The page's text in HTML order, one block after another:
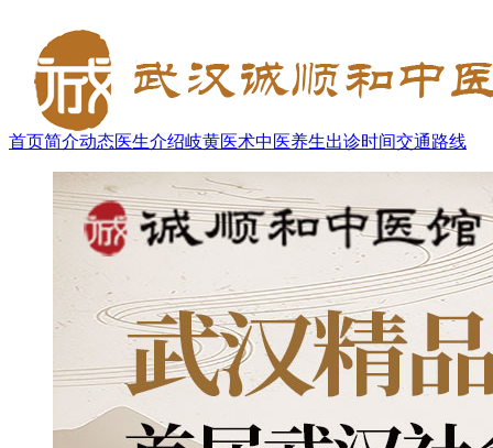
首页简介动态医生介绍岐黄医术中医养生出诊时间交通路线